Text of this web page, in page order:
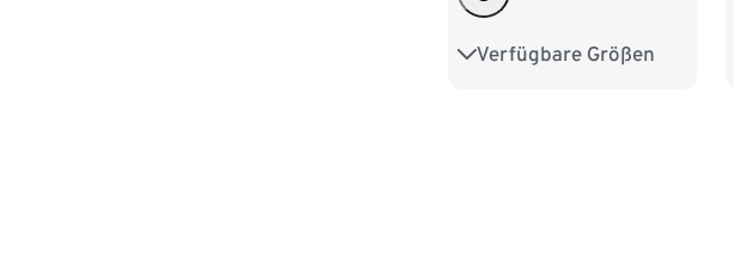
Verfügbare Größen
35-38 39-42